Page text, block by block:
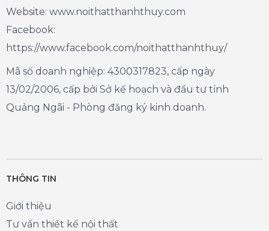
Website: www.noithatthanhthuy.com
Facebook:
https://www.facebook.com/noithatthanhthuy/
Mã số doanh nghiệp: 4300317823, cấp ngày
13/02/2006, cấp bởi Sở kế hoạch và đầu tư tỉnh
Quảng Ngãi - Phòng đăng ký kinh doanh.
THÔNG TIN
Giới thiệu
Tư vấn thiết kế nội thất